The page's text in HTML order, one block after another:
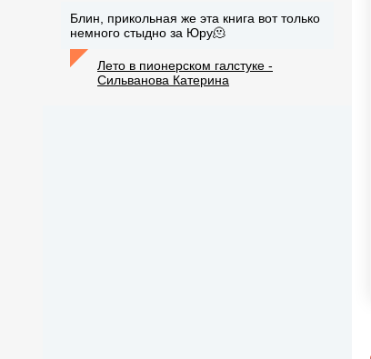
Блин, прикольная же эта книга вот только
немного стыдно за Юру🫠
Лето в пионерском галстуке -
Сильванова Катерина